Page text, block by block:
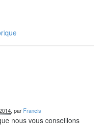
, par Francis
nous vous conseillons